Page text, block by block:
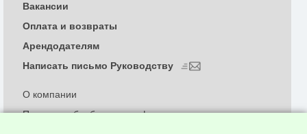
О компании
Политика обработки и конфиденциальности
Вакансии
Оплата и возвраты
Арендодателям
Написать письмо Руководству